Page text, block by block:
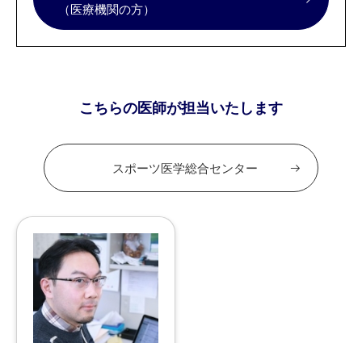
（医療機関の方）
こちらの医師が担当いたします
スポーツ医学総合センター